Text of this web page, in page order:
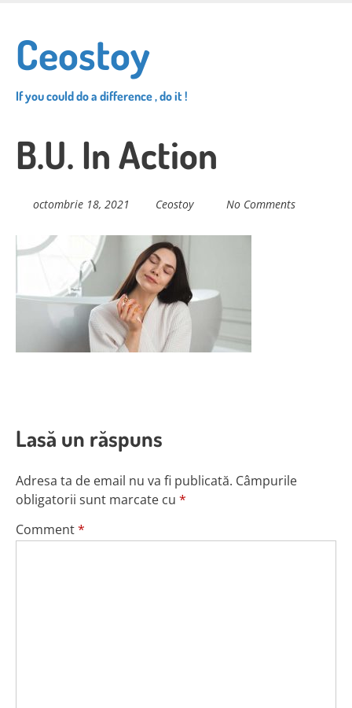
main
content
Ceostoy
If you could do a difference , do it !
B.U. In Action
octombrie 18, 2021 Ceostoy No Comments
Lasă un răspuns
Adresa ta de email nu va fi publicată. Câmpurile
obligatorii sunt marcate cu *
Comment*